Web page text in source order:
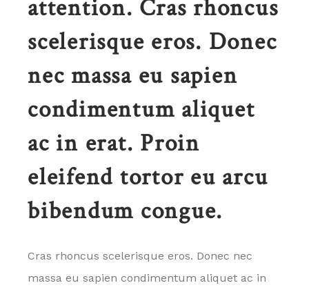
attention. Cras rhoncus
scelerisque eros. Donec
nec massa eu sapien
condimentum aliquet
ac in erat. Proin
eleifend tortor eu arcu
bibendum congue.
Cras rhoncus scelerisque eros. Donec nec
massa eu sapien condimentum aliquet ac in